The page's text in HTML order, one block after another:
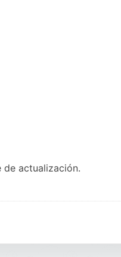
actualización.